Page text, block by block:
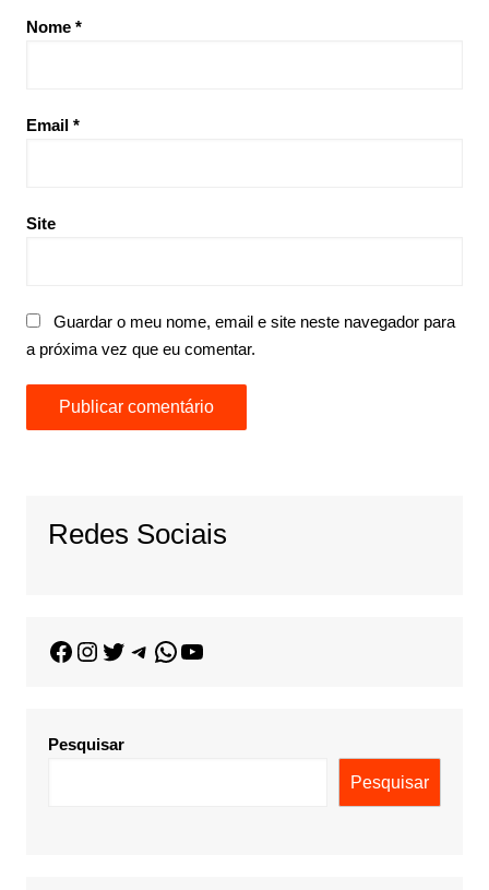
Nome *
Email *
Site
Guardar o meu nome, email e site neste navegador para
a próxima vez que eu comentar.
Redes Sociais
Pesquisar
Pesquisar